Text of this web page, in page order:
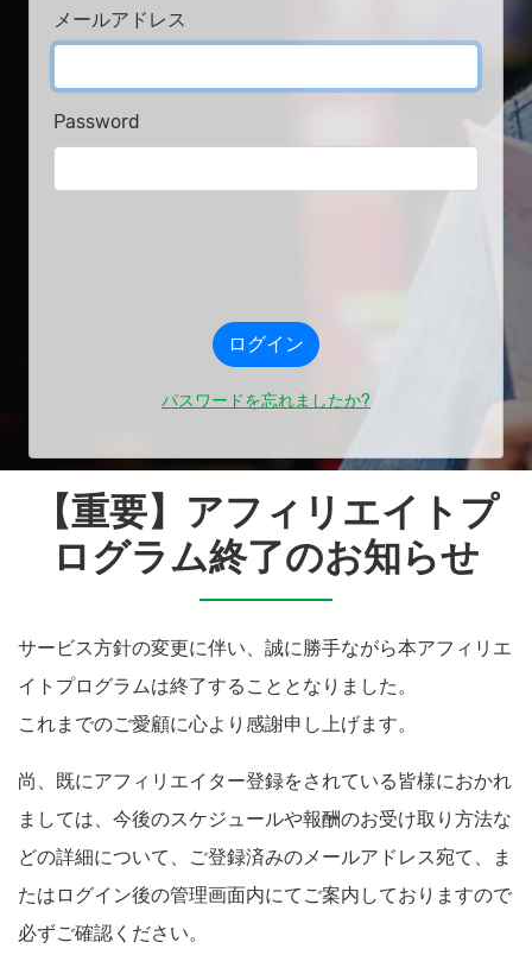
メールアドレス
Password
パスワードを忘れましたか?
【重要】アフィリエイトプ
ログラム終了のお知らせ
サービス方針の変更に伴い、誠に勝手ながら本アフィリエ
イトプログラムは終了することとなりました。
これまでのご愛顧に心より感謝申し上げます。
尚、既にアフィリエイター登録をされている皆様におかれ
ましては、今後のスケジュールや報酬のお受け取り方法な
どの詳細について、ご登録済みのメールアドレス宛て、ま
たはログイン後の管理画面内にてご案内しておりますので
必ずご確認ください。